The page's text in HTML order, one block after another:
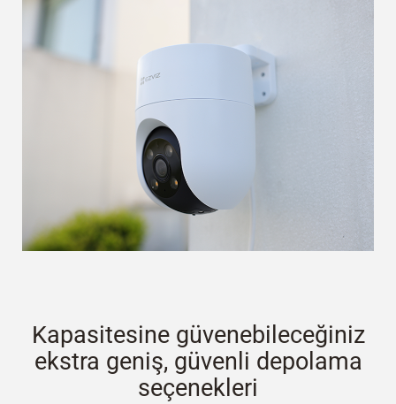
Kapasitesine güvenebileceğiniz
ekstra geniş, güvenli depolama
seçenekleri